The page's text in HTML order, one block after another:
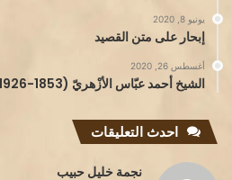
يونيو 8, 2020
إبحار على متن القصيد
أغسطس 26, 2020
الشيخ أحمد عبّاس الأزْهريّ (1853-1926):الكلّيّة العثمانيّة
احدث التعليقات
نجمة خليل حبيب